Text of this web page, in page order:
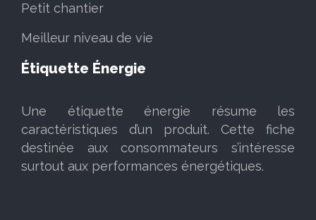
Petit chantier
Meilleur niveau de vie
Étiquette Énergie
Une étiquette énergie résume les
caractéristiques d’un produit. Cette fiche
destinée aux consommateurs s’intéresse
surtout aux performances énergétiques.